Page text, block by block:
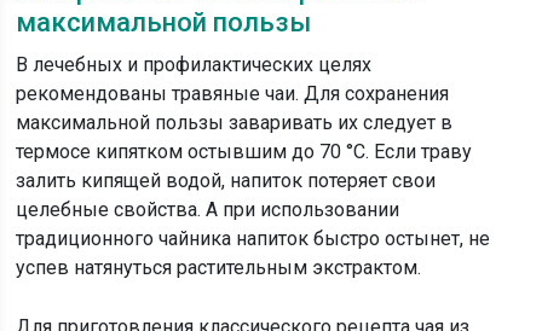
максимальной пользы
В лечебных и профилактических целях
рекомендованы травяные чаи. Для сохранения
максимальной пользы заваривать их следует в
термосе кипятком остывшим до 70 °C. Если траву
залить кипящей водой, напиток потеряет свои
целебные свойства. А при использовании
традиционного чайника напиток быстро остынет, не
успев натянуться растительным экстрактом.